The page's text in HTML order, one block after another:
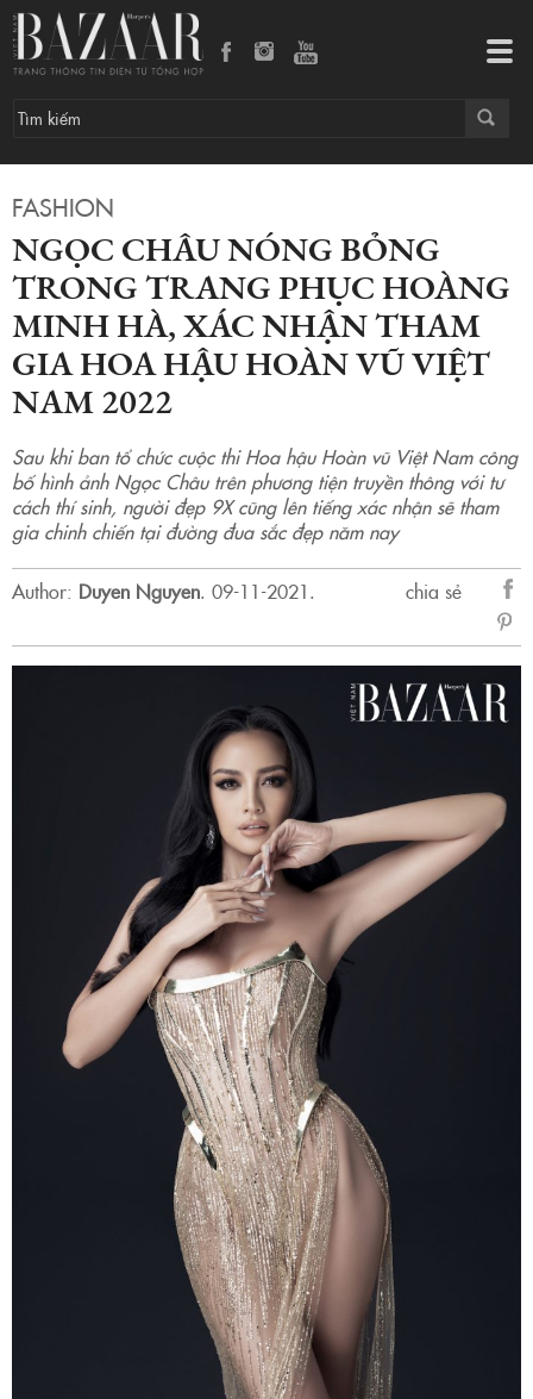
FASHION
NGỌC CHÂU NÓNG BỎNG
TRONG TRANG PHỤC HOÀNG
MINH HÀ, XÁC NHẬN THAM
GIA HOA HẬU HOÀN VŨ VIỆT
NAM 2022
Sau khi ban tổ chức cuộc thi Hoa hậu Hoàn vũ Việt Nam công
bố hình ảnh Ngọc Châu trên phương tiện truyền thông với tư
cách thí sinh, người đẹp 9X cũng lên tiếng xác nhận sẽ tham
gia chinh chiến tại đường đua sắc đẹp năm nay
Author: Duyen Nguyen. 09-11-2021.
chia sẻ
sẻ